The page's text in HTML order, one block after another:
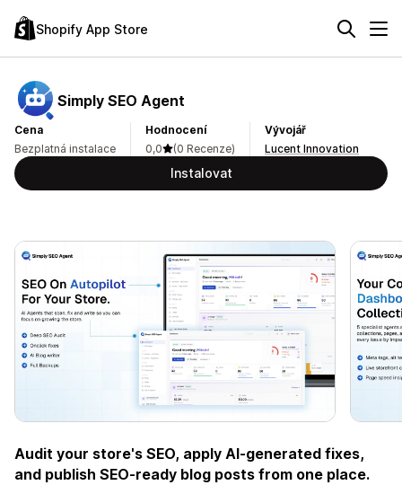
Shopify App Store
Simply SEO Agent
Cena
Bezplatná instalace
Hodnocení
0,0
(0 Recenze)
Vývojář
Lucent Innovation
Instalovat
Audit your store's SEO, apply AI-generated fixes,
and publish SEO-ready blog posts from one place.